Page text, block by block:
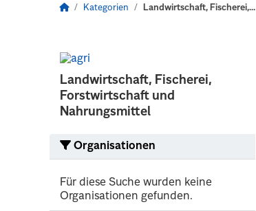
Kategorien Landwirtschaft, Fischerei,...
Landwirtschaft, Fischerei,
Forstwirtschaft und
Nahrungsmittel
Organisationen
Für diese Suche wurden keine
Organisationen gefunden.